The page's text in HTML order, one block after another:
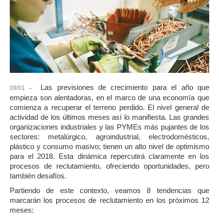
09/01 – Las previsiones de crecimiento para el año que
empieza son alentadoras, en el marco de una economía que
comienza a recuperar el terreno perdido. El nivel general de
actividad de los últimos meses así lo manifiesta. Las grandes
organizaciones industriales y las PYMEs más pujantes de los
sectores: metalúrgico, agroindustrial, electrodomésticos,
plástico y consumo masivo; tienen un alto nivel de optimismo
para el 2018. Esta dinámica repercutirá claramente en los
procesos de reclutamiento, ofreciendo oportunidades, pero
también desafíos.
Partiendo de este contexto, veamos 8 tendencias que
marcarán los procesos de reclutamiento en los próximos 12
meses: